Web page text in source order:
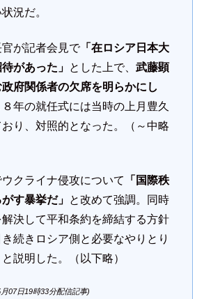
況だ。
が記者会見で「在ロシア日本大
があった」 とした上で、 武藤顕
府関係者の欠席を明らかにし
年の就任式には当時の上月豊久
り、対照的となった。（～中略
クライナ侵攻について
「国際秩
す暴挙だ」 と改めて強調。同時
決して平和条約を締結する方針
続きロシア側と必要なやりとり
説明した。（以下略）
07日19時33分配信記事)